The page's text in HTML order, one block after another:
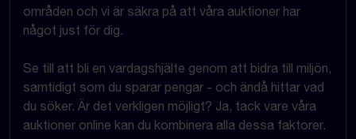
områden och vi är säkra på att våra auktioner har
något just för dig.
Se till att bli en vardagshjälte genom att bidra till miljön,
samtidigt som du sparar pengar - och ändå hittar vad
du söker. Är det verkligen möjligt? Ja, tack vare våra
auktioner online kan du kombinera alla dessa faktorer.